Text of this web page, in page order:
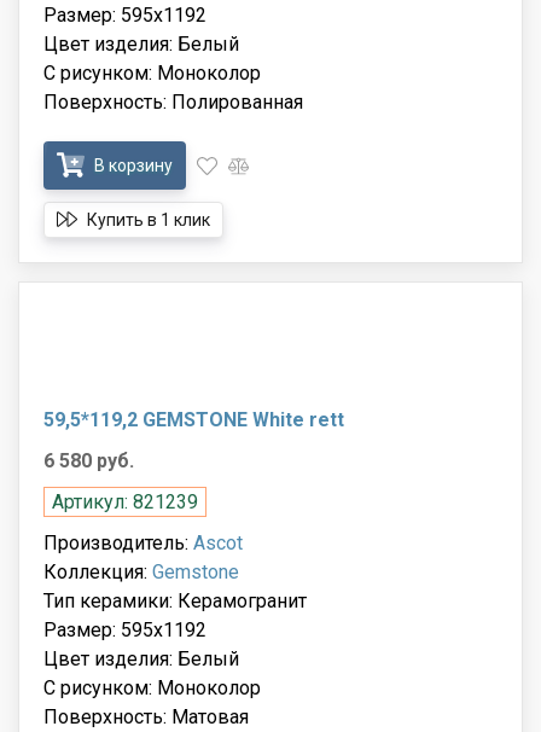
Размер: 595x1192
Цвет изделия: Белый
С рисунком: Моноколор
Поверхность: Полированная
В корзину
Купить в 1 клик
59,5*119,2 GEMSTONE White rett
6 580 руб.
Артикул: 821239
Производитель: Ascot
Коллекция: Gemstone
Тип керамики: Керамогранит
Размер: 595x1192
Цвет изделия: Белый
С рисунком: Моноколор
Поверхность: Матовая